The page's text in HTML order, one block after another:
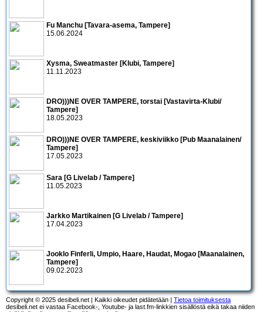
Fu Manchu [Tavara-asema, Tampere]
15.06.2024
Xysma, Sweatmaster [Klubi, Tampere]
11.11.2023
DRO)))NE OVER TAMPERE, torstai [Vastavirta-Klubi/
Tampere]
18.05.2023
DRO)))NE OVER TAMPERE, keskiviikko [Pub Maanalainen/
Tampere]
17.05.2023
Sara [G Livelab / Tampere]
11.05.2023
Jarkko Martikainen [G Livelab / Tampere]
17.04.2023
Jooklo Finferli, Umpio, Haare, Haudat, Mogao [Maanalainen,
Tampere]
09.02.2023
Copyright © 2025 desibeli.net | Kaikki oikeudet pidätetään | Tietoa toimituksesta
desibeli.net ei vastaa Facebook-, Youtube- ja last.fm-linkkien sisällöstä eikä takaa niiden